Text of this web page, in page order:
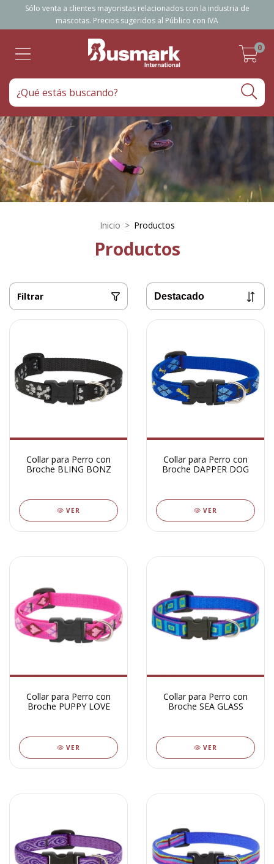
Sólo venta a clientes mayoristas relacionados con la industria de
mascotas. Precios sugeridos al Público con IVA
0
Inicio > Productos
Productos
Filtrar
Collar para Perro con
Broche BLING BONZ
VER
Collar para Perro con
Broche DAPPER DOG
VER
Collar para Perro con
Broche PUPPY LOVE
VER
Collar para Perro con
Broche SEA GLASS
VER